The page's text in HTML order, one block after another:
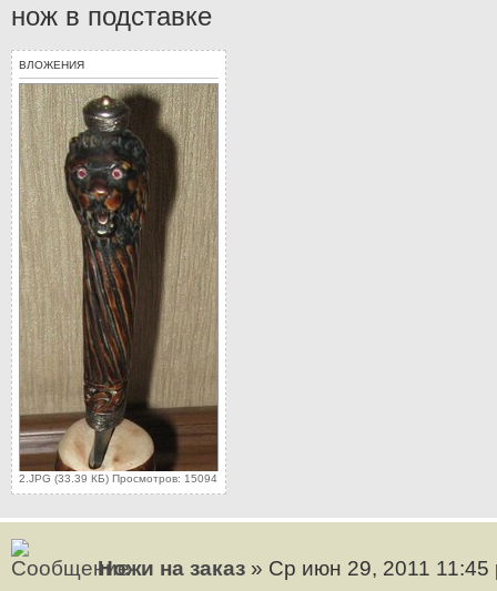
нож в подставке
ВЛОЖЕНИЯ
2.JPG (33.39 КБ) Просмотров: 15094
Ножи на заказ » Ср июн 29, 2011 11:45